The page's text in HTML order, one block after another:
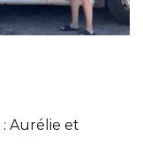
: Aurélie et